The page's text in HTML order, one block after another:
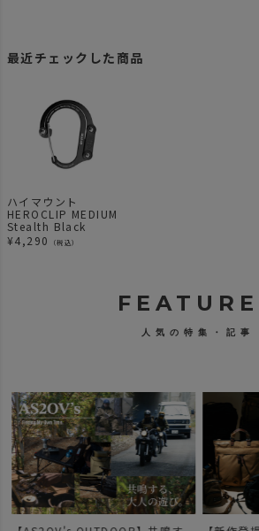
最近チェックした商品
ハイマウント
HEROCLIP MEDIUM
Stealth Black
¥4,290 （税込）
人気の特集・記事